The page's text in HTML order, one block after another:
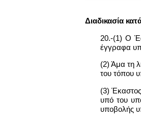
Διαδικασία
20.-(1) Ο
έγγραφα
(2) Άμα τη
του τόπου
(3)
υπό του
υπoβoλής